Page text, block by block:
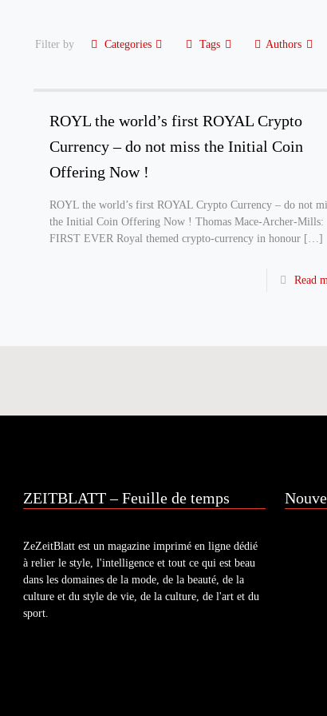
Filter by Categories Tags Authors
ROYL the world’s first ROYAL Crypto
Currency – do not miss the Initial Coin
Offering Now !
ROYL the world’s first ROYAL Crypto Currency – do not
the Initial Coin Offering Now ! Thomas Mace-Archer-Mills:
FIRST EVER Royal themed crypto-currency in honour[…]
Read
ZEITBLATT – Feuille de temps
ZeZeitBlatt est un magazine imprimé en ligne dédié
à relier le style, l'intelligence et tout ce qui est beau
dans les domaines de la mode, de la beauté, de la
culture et du style de vie, de la culture, de l'art et du
sport.